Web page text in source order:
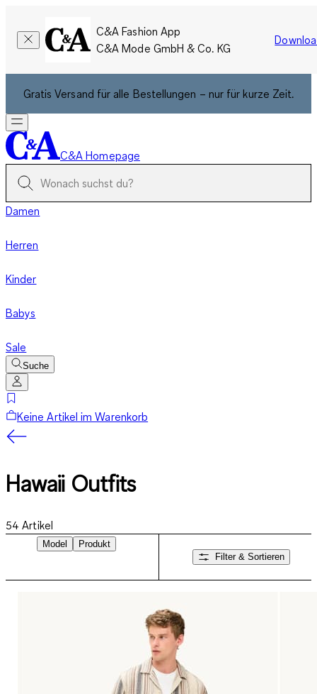
C&A Fashion App
C&A Mode GmbH & Co. KG
Gratis Versand für alle Bestellungen – nur für kurze Zeit.
C&A Homepage
Damen
Herren
Kinder
Babys
Sale
Suche
Keine Artikel im Warenkorb
Hawaii Outfits
54 Artikel
Model
Produkt
Filter & Sortieren